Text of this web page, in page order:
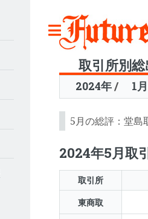
取引所別総
2024年/ 1月
5月の総評：堂島
2024年5月取
取引所
東商取
Toggle